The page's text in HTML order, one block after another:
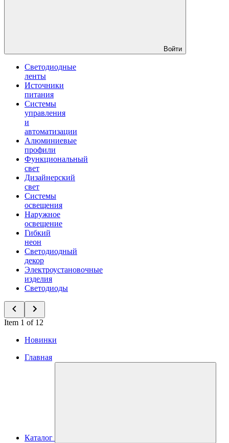
Войти
Светодиодные
ленты
Источники
питания
Системы
управления
и
автоматизации
Алюминиевые
профили
Функциональный
свет
Дизайнерский
свет
Системы
освещения
Наружное
освещение
Гибкий
неон
Светодиодный
декор
Электроустановочные
изделия
Светодиоды
Item 1 of 12
Новинки
Главная
Каталог